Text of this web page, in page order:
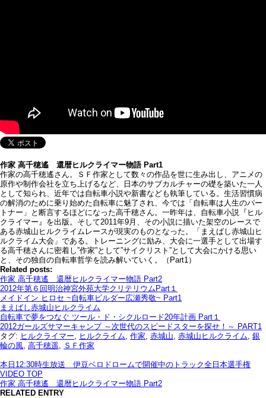
作家 高千穂遙 還暦ヒルクライマー物語 Part1
作家の高千穂遙さん。ＳＦ作家として数々の作品を世に生み出し、アニメの
原作や制作会社を立ち上げるなど、日本のサブカルチャーの礎を築いた一人
として知られ、近年では自転車小説や新書なども執筆している。生活習慣病
の解消のために乗り始めた自転車に魅了され、今では「自転車は人生のパー
トナー」と断言するほどになった高千穂さん。一昨年は、自転車小説『ヒル
クライマー』を出版。そして2011年9月、その小説に描いた架空のレースで
ある赤城山ヒルクライムレースが現実のものとなった。「まえばし赤城山ヒ
ルクライム大会」である。トレーニングに励み、大会に一選手として出場す
る高千穂さんに密着し”作家”として”サイクリスト”として大会にかける思い
と、その独自の自転車哲学を読み解いていく。（Part1）
Related posts:
作家 高千穂遙 還暦ヒルクライマー物語 Part2
2012年第６回明治神宮外苑大学クリテリウムPart１
メイドイン ヒロセ ~自転車ビルダー広瀬秀敬~ Part1
まえばし赤城山ヒルクライム
自転車で夢をつなぐ ツール・ド・シクルロード20年計画 Part１
2012ガールズサマーキャンプ ～次世代のスピードスターを探せ！～ PART1
タグ: ヒルクライマー ヒルクライム 作家 赤城山 赤城山ヒルクライム 銀
輪の風 高千穂遥 ＳＦ作家
本日12:30時生放送 伊豆ベロドロームで開催中のトラック全日本選手権
VIDEO TOP
作家 高千穂遙 還暦ヒルクライマー物語 Part2
RELATED ENTRY